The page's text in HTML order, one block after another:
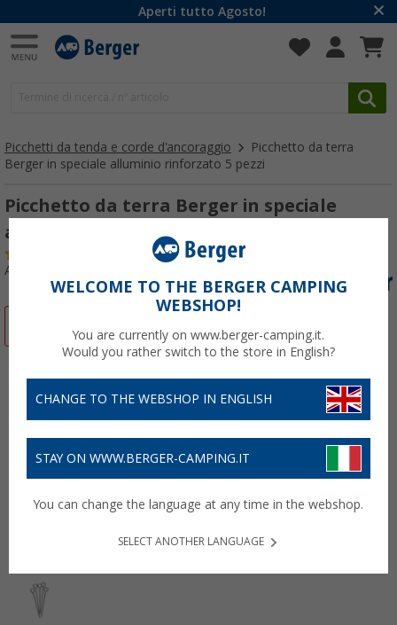
Aperti tutto Agosto!
Picchetti da tenda e corde d'ancoraggio
Picchetto da terra
Berger in speciale alluminio rinforzato 5 pezzi
Picchetto da terra Berger in speciale
alluminio rinforzato 5 pezzi
Articolo n: 402280
WELCOME TO THE BERGER CAMPING
WEBSHOP!
You are currently on www.berger-camping.it.
Would you rather switch to the store in English?
CHANGE TO THE WEBSHOP IN ENGLISH
STAY ON WWW.BERGER-CAMPING.IT
You can change the language at any time in the webshop.
SELECT ANOTHER LANGUAGE